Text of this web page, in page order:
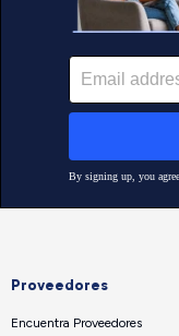
Proveedores
Encuentra Proveedores